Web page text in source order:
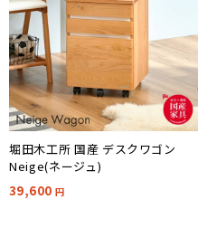
堀田木工所 国産 デスクワゴン
Neige(ネージュ)
39,600 円